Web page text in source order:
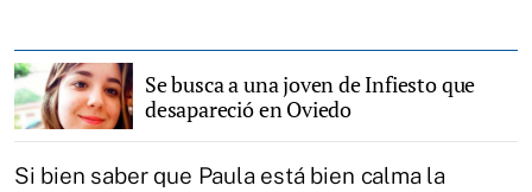
Se busca a una joven de Infiesto que
desapareció en Oviedo
Si bien saber que Paula está bien calma la